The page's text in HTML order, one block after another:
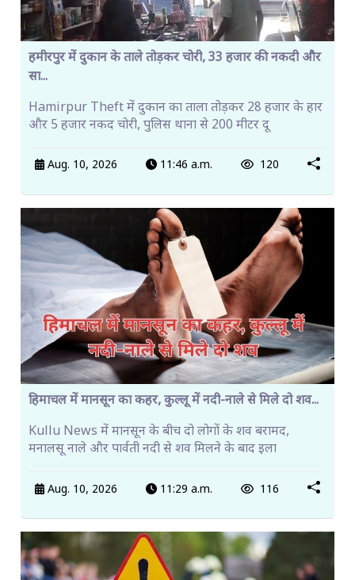
हमीरपुर में दुकान के ताले तोड़कर चोरी, 33 हजार की नकदी और
सा...
Hamirpur Theft में दुकान का ताला तोड़कर 28 हजार के हार
और 5 हजार नकद चोरी, पुलिस थाना से 200 मीटर दू
Aug. 10, 2026 11:46 a.m. 120
हिमाचल में मानसून का कहर, कुल्लू में नदी-नाले से मिले दो शव...
Kullu News में मानसून के बीच दो लोगों के शव बरामद,
मनालसू नाले और पार्वती नदी से शव मिलने के बाद इला
Aug. 10, 2026 11:29 a.m. 116